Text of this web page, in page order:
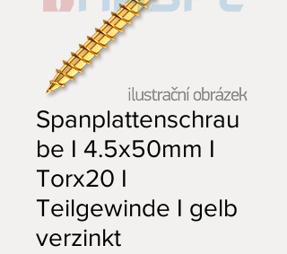
Spanplattenschrau
be I 4.5x50mm I
Torx20 I
Teilgewinde I gelb
verzinkt